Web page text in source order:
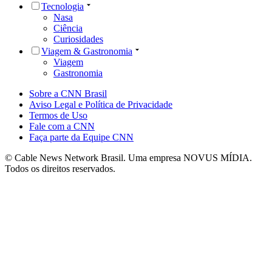
Tecnologia
Nasa
Ciência
Curiosidades
Viagem & Gastronomia
Viagem
Gastronomia
Sobre a CNN Brasil
Aviso Legal e Política de Privacidade
Termos de Uso
Fale com a CNN
Faça parte da Equipe CNN
© Cable News Network Brasil. Uma empresa NOVUS MÍDIA.
Todos os direitos reservados.